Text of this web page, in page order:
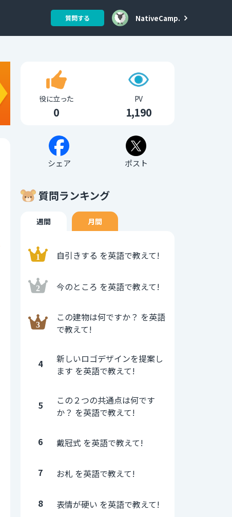
質問する NativeCamp.
役に立った
0
PV
1,190
シェア ポスト
質問ランキング
週間 月間
自引きする を英語で教えて!
今のところ を英語で教えて!
この建物は何ですか？ を英語
で教えて!
4
新しいロゴデザインを提案し
ます を英語で教えて!
5
この２つの共通点は何です
か？ を英語で教えて!
6 戴冠式 を英語で教えて!
7 お札 を英語で教えて!
8 表情が硬い を英語で教えて!